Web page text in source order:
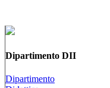
Dipartimento DII
Dipartimento